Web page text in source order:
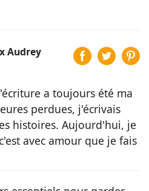
Audrey
a toujours été ma
perdues, j'écrivais
histoires. Aujourd'hui, je
avec amour que je fais